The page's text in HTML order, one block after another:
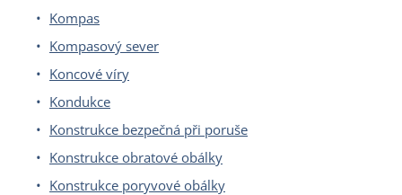
Kompas
Kompasový sever
Koncové víry
Kondukce
Konstrukce bezpečná při poruše
Konstrukce obratové obálky
Konstrukce poryvové obálky